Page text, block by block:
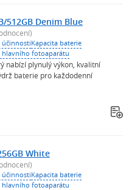
512GB Denim Blue
účinnostiKapacita baterie
hlavního fotoaparátu
nabízí plynulý výkon, kvalitní
baterie pro každodenní
White
účinnostiKapacita baterie
hlavního fotoaparátu